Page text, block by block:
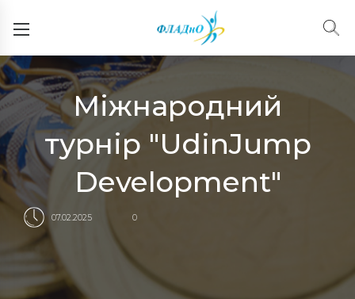
Міжнародний
турнір "UdinJump
Development"
07.02.2025 0